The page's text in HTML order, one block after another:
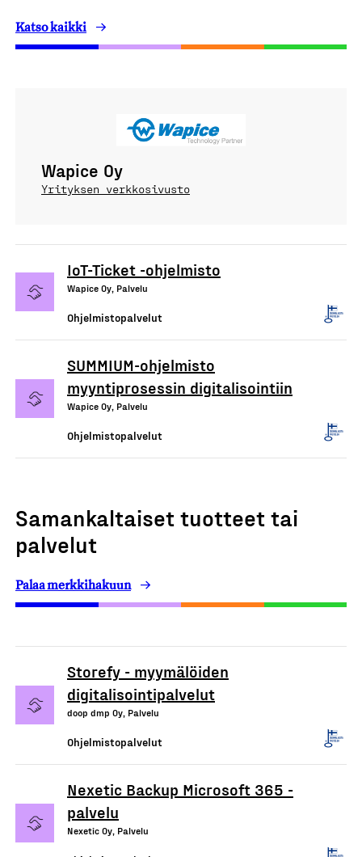
Katso kaikki
Wapice Oy
Yrityksen verkkosivusto
IoT-Ticket -ohjelmisto
Wapice Oy, Palvelu
Ohjelmistopalvelut
SUMMIUM-ohjelmisto
myyntiprosessin digitalisointiin
Wapice Oy, Palvelu
Ohjelmistopalvelut
Samankaltaiset tuotteet tai
palvelut
Palaa merkkihakuun
Storefy - myymälöiden
digitalisointipalvelut
doop dmp Oy, Palvelu
Ohjelmistopalvelut
Nexetic Backup Microsoft 365 -
palvelu
Nexetic Oy, Palvelu